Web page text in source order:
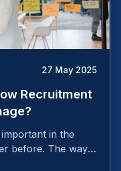
27 May 2025
Recruitment
in the
before. The way